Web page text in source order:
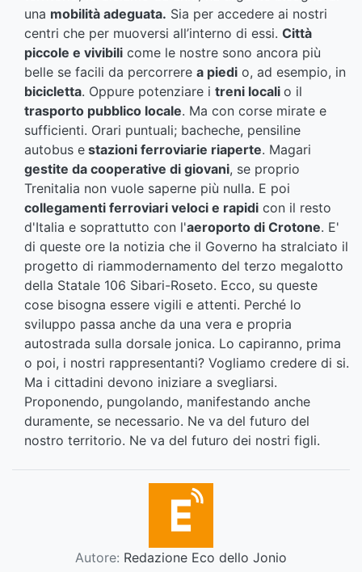
una mobilità adeguata. Sia per accedere ai nostri
centri che per muoversi all’interno di essi. Città
piccole e vivibili come le nostre sono ancora più
belle se facili da percorrere a piedi o, ad esempio, in
bicicletta. Oppure potenziare i treni locali o il
trasporto pubblico locale. Ma con corse mirate e
sufficienti. Orari puntuali; bacheche, pensiline
autobus e stazioni ferroviarie riaperte. Magari
gestite da cooperative di giovani, se proprio
Trenitalia non vuole saperne più nulla. E poi
collegamenti ferroviari veloci e rapidi con il resto
d'Italia e soprattutto con l'aeroporto di Crotone. E'
di queste ore la notizia che il Governo ha stralciato il
progetto di riammodernamento del terzo megalotto
della Statale 106 Sibari-Roseto. Ecco, su queste
cose bisogna essere vigili e attenti. Perché lo
sviluppo passa anche da una vera e propria
autostrada sulla dorsale jonica. Lo capiranno, prima
o poi, i nostri rappresentanti? Vogliamo credere di si.
Ma i cittadini devono iniziare a svegliarsi.
Proponendo, pungolando, manifestando anche
duramente, se necessario. Ne va del futuro del
nostro territorio. Ne va del futuro dei nostri figli.
Autore: Redazione Eco dello Jonio